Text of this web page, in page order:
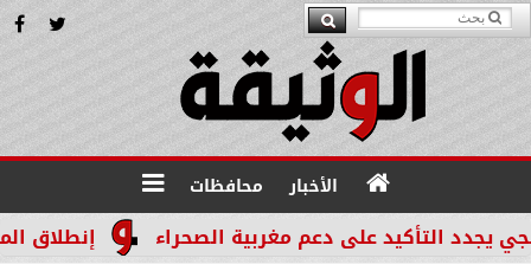
الأخبار محافظات
إنطلاق المرحله الثالثة بالموجة 29 على دعم مغربية الصحراء